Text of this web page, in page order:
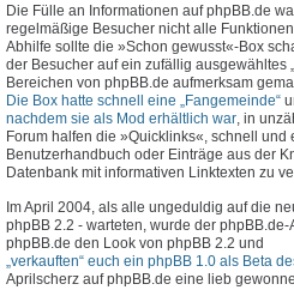
Die Fülle an Informationen auf phpBB.de
regelmäßige Besucher nicht alle
Abhilfe sollte die »Schon gewusst«-Box
der Besucher auf ein zufällig ausgewähltes
Bereichen von phpBB.de aufmerksam
Die Box hatte schnell eine „Fangemeinde“
nachdem sie als Mod erhältlich war , in
Forum halfen die »Quicklinks«, schnell
Benutzerhandbuch oder Einträge aus der
Datenbank mit informativen Linktexten zu
Im April 2004, als alle ungeduldig auf die
phpBB 2.2 - warteten, wurde der
phpBB.de den Look von phpBB 2.2 und
„verkauften“ euch ein phpBB 1.0 als Beta
Aprilscherz auf phpBB.de eine lieb